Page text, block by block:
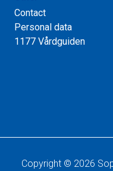
Contact
Personal data
1177 Vårdguiden
Copyright © 2026